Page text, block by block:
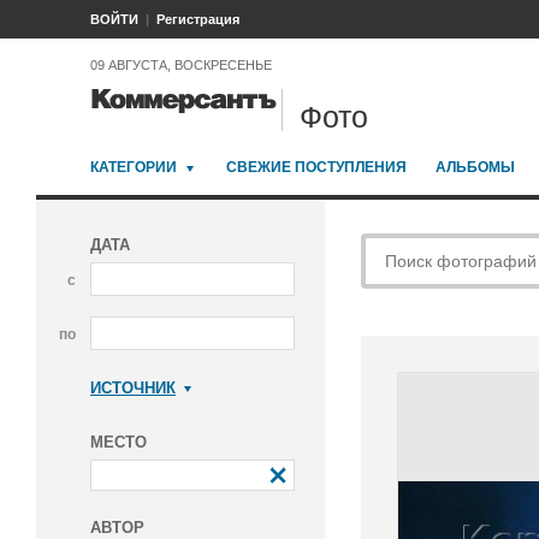
ВОЙТИ Регистрация
09 АВГУСТА, ВОСКРЕСЕНЬЕ
Фото
КАТЕГОРИИ СВЕЖИЕ ПОСТУПЛЕНИЯ АЛЬБОМЫ
ДАТА
с
по
ИСТОЧНИК
МЕСТО
АВТОР